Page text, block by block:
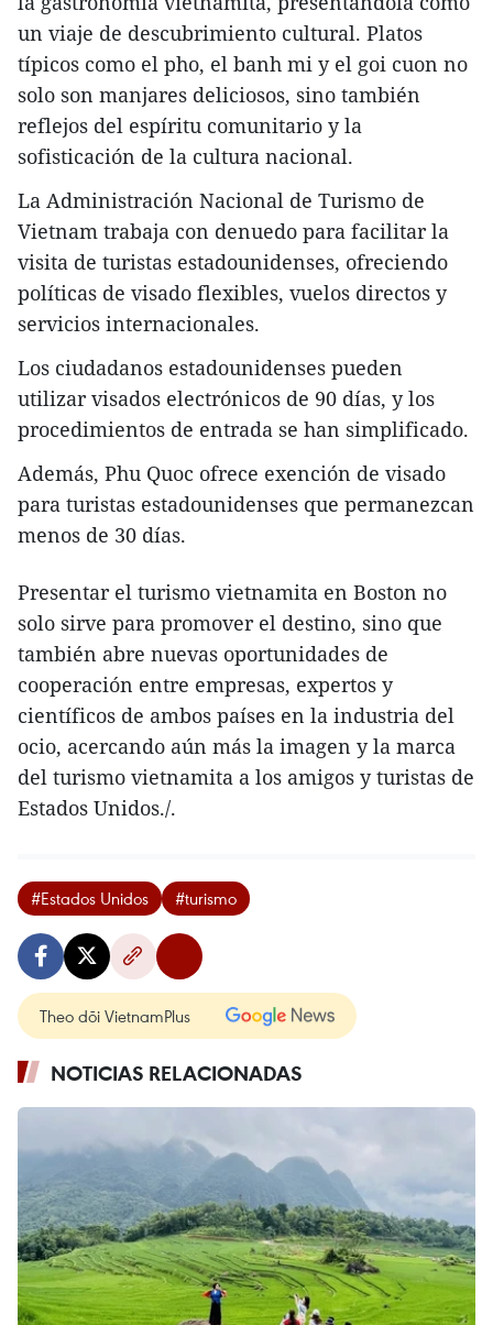
un viaje de descubrimiento cultural. Platos
típicos como el pho, el banh mi y el goi cuon no
solo son manjares deliciosos, sino también
reflejos del espíritu comunitario y la
sofisticación de la cultura nacional.
La Administración Nacional de Turismo de
Vietnam trabaja con denuedo para facilitar la
visita de turistas estadounidenses, ofreciendo
políticas de visado flexibles, vuelos directos y
servicios internacionales.
Los ciudadanos estadounidenses pueden
utilizar visados electrónicos de 90 días, y los
procedimientos de entrada se han simplificado.
Además, Phu Quoc ofrece exención de visado
para turistas estadounidenses que permanezcan
menos de 30 días.
Presentar el turismo vietnamita en Boston no
solo sirve para promover el destino, sino que
también abre nuevas oportunidades de
cooperación entre empresas, expertos y
científicos de ambos países en la industria del
ocio, acercando aún más la imagen y la marca
del turismo vietnamita a los amigos y turistas de
Estados Unidos./.
#Estados Unidos #turismo
Theo dõi VietnamPlus
NOTICIAS RELACIONADAS